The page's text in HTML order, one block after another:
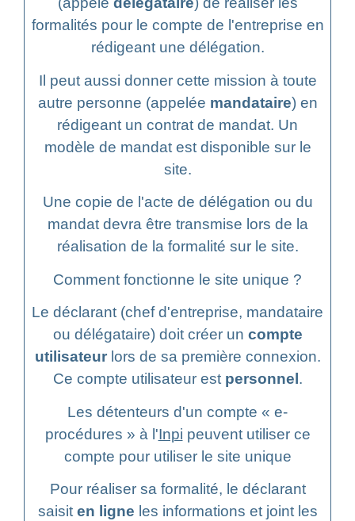
formalités pour le compte de l'entreprise en
rédigeant une délégation.
Il peut aussi donner cette mission à toute
autre personne (appelée mandataire) en
rédigeant un contrat de mandat. Un
modèle de mandat est disponible sur le
site.
Une copie de l'acte de délégation ou du
mandat devra être transmise lors de la
réalisation de la formalité sur le site.
Comment fonctionne le site unique ?
Le déclarant (chef d'entreprise, mandataire
ou délégataire) doit créer un compte
utilisateurlors de sa première connexion.
Ce compte utilisateur est personnel .
Les détenteurs d'un compte « e-
procédures » à l'Inpi peuvent utiliser ce
compte pour utiliser le site unique
Pour réaliser sa formalité, le déclarant
saisit en ligne les informations et joint les